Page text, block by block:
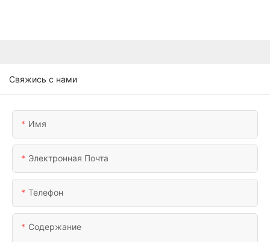
Свяжись с нами
Имя
Электронная Почта
Телефон
Содержание